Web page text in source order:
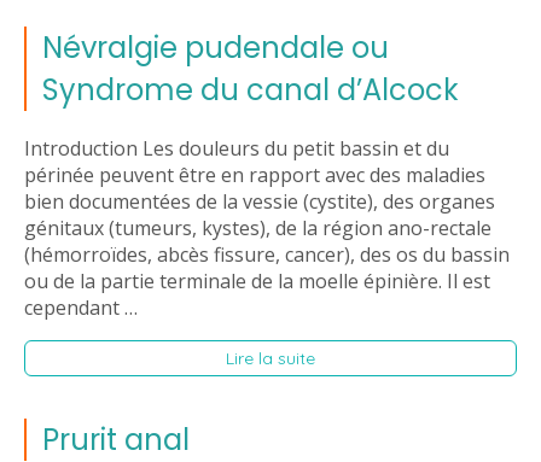
Névralgie pudendale ou
Syndrome du canal d’Alcock
Introduction Les douleurs du petit bassin et du
périnée peuvent être en rapport avec des maladies
bien documentées de la vessie (cystite), des organes
génitaux (tumeurs, kystes), de la région ano-rectale
(hémorroïdes, abcès fissure, cancer), des os du bassin
ou de la partie terminale de la moelle épinière. Il est
cependant …
Lire la suite
Prurit anal